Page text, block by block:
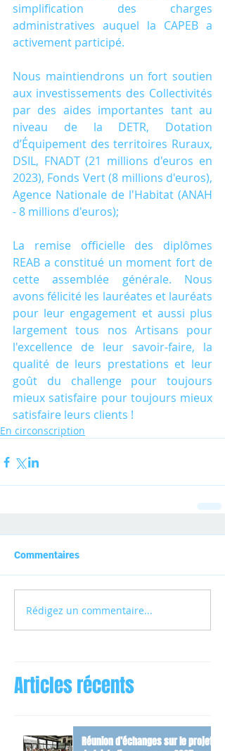
simplification des charges
administratives auquel la CAPEB a
activement participé.
Nous maintiendrons un fort soutien
aux investissements des Collectivités
par des aides importantes tant au
niveau de la DETR, Dotation
d’Équipement des territoires Ruraux,
DSIL, FNADT (21 millions d'euros en
2023), Fonds Vert (8 millions d'euros),
Agence Nationale de l'Habitat (ANAH
- 8 millions d'euros);
La remise officielle des diplômes
REAB a constitué un moment fort de
cette assemblée générale. Nous
avons félicité les lauréates et lauréats
pour leur engagement et aussi plus
largement tous nos Artisans pour
l'excellence de leur savoir-faire, la
qualité de leurs prestations et leur
goût du challenge pour toujours
mieux satisfaire pour toujours mieux
satisfaire leurs clients !
En circonscription
Commentaires
Rédigez un commentaire...
Articles récents
Réunion d’échanges sur le projet